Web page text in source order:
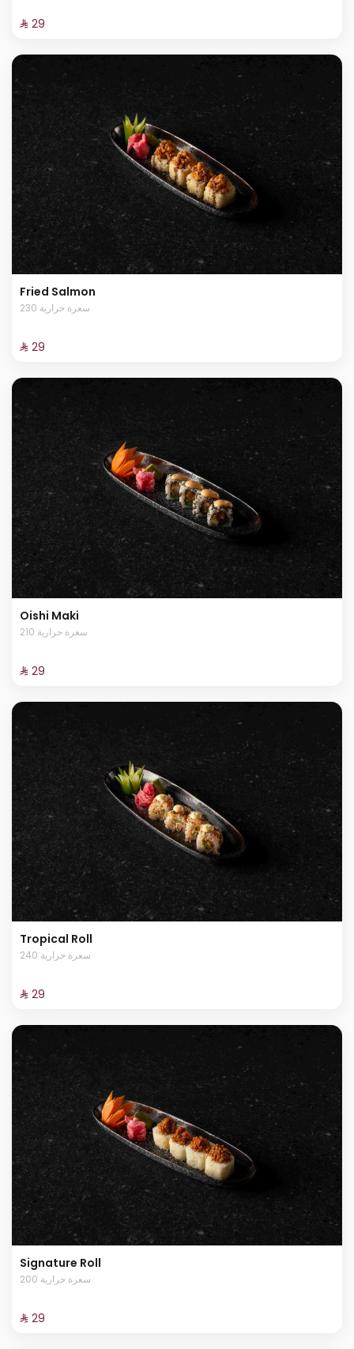
⁨⁦‪‬ 29⁩
Fried Salmon
230 سعرة حرارية
⁨⁦‪‬ 29⁩
Oishi Maki
210 سعرة حرارية
⁨⁦‪‬ 29⁩
Tropical Roll
240 سعرة حرارية
⁨⁦‪‬ 29⁩
Signature Roll
200 سعرة حرارية
⁨⁦‪‬ 29⁩